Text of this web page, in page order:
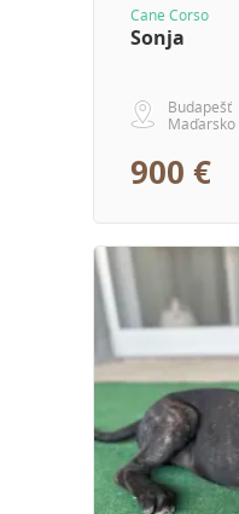
Cane Corso
Sonja
Budapešť
Maďarsko
900 €